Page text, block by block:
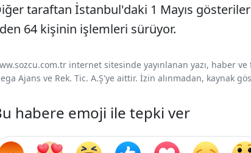
taraftan İstanbul'daki 1 Mayıs
64 kişinin işlemleri sürüyor.
internet sitesinde yayınlanan yazı, haber
Ajans ve Rek. Tic. A.Ş'ye aittir. İzin alınmadan, kaynak
habere emoji ile tepki ver